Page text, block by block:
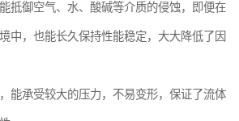
抵御空气、水、酸碱等介质的侵蚀，即便在
中，也能长久保持性能稳定，大大降低了因
能承受较大的压力，不易变形，保证了流体